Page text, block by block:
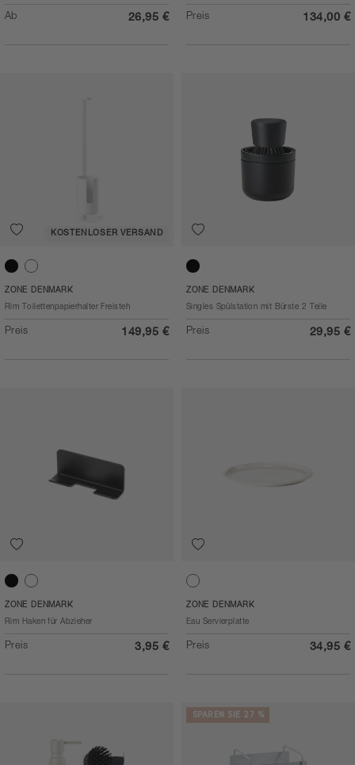
Ab 26,95 € Preis 134,00 €
KOSTENLOSER VERSAND
BlackWhite
ZONE DENMARK
Rim Toilettenpapierhalter Freisteh
Preis 149,95 €
Black
ZONE DENMARK
Singles Spülstation mit Bürste 2 Teile
Preis 29,95 €
BlackWhite
ZONE DENMARK
Rim Haken für Abzieher
Preis 3,95 €
Offwhite
ZONE DENMARK
Eau Servierplatte
Preis 34,95 €
SPAREN SIE 27 %